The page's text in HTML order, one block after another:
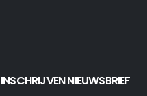
INSCHRIJVEN NIEUWSBRIEF